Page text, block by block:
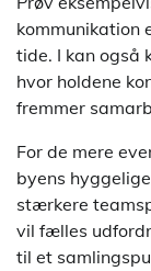
kommunikation
tide. I kan også
hvor holdene
fremmer
For de mere
byens
stærkere
vil fælles
til et